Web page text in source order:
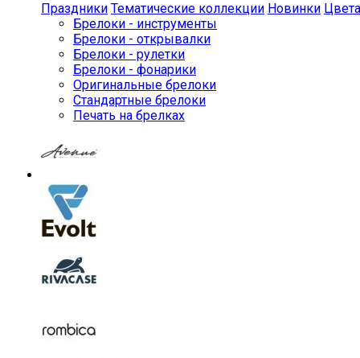
Праздники Тематические коллекции Новинки Цвета
Брелоки - инструменты
Брелоки - открывалки
Брелоки - рулетки
Брелоки - фонарики
Оригинальные брелоки
Стандартные брелоки
Печать на брелках